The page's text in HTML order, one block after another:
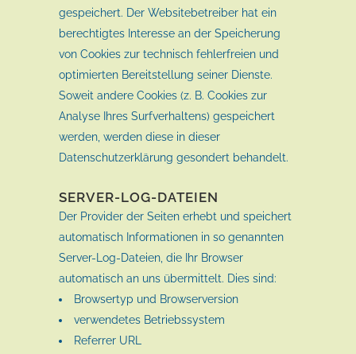
gespeichert. Der Websitebetreiber hat ein
berechtigtes Interesse an der Speicherung
von Cookies zur technisch fehlerfreien und
optimierten Bereitstellung seiner Dienste.
Soweit andere Cookies (z. B. Cookies zur
Analyse Ihres Surfverhaltens) gespeichert
werden, werden diese in dieser
Datenschutzerklärung gesondert behandelt.
SERVER-LOG-DATEIEN
Der Provider der Seiten erhebt und speichert
automatisch Informationen in so genannten
Server-Log-Dateien, die Ihr Browser
automatisch an uns übermittelt. Dies sind:
Browsertyp und Browserversion
verwendetes Betriebssystem
Referrer URL